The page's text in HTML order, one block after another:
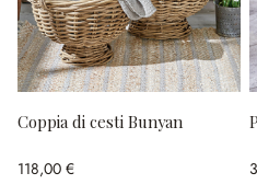
Coppia di cesti Bunyan
118,00 €